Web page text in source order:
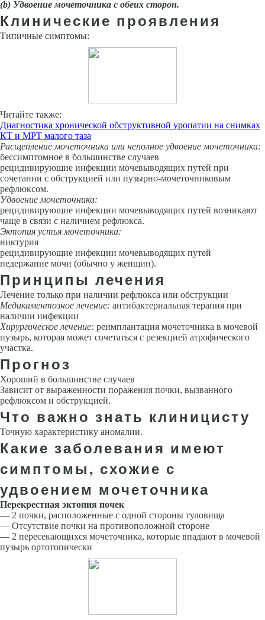
(b) Удвоение мочеточника с обеих сторон.
Клинические проявления
Типичные симптомы:
Читайте также:
Диагностика хронической обструктивной уропатии на снимках
КТ и МРТ малого таза
Расщепление мочеточника или неполное удвоение мочеточника:
бессимптомное в большинстве случаев
рецидивирующие инфекции мочевыводящих путей при
сочетании с обструкцией или пузырно-мочеточниковым
рефлюксом.
Удвоение мочеточника:
рецидивирующие инфекции мочевыводящих путей возникают
чаще в связи с наличием рефлюкса.
Эктопия устья мочеточника:
никтурия
рецидивирующие инфекции мочевыводящих путей
недержание мочи (обычно у женщин).
Принципы лечения
Лечение только при наличии рефлюкса или обструкции
Медикаментозное лечение: антибактериальная терапия при
наличии инфекции
Хирургическое лечение: реимплантация мочеточника в мочевой
пузырь, которая может сочетаться с резекцией атрофического
участка.
Прогноз
Хороший в большинстве случаев
Зависит от выраженности поражения почки, вызванного
рефлюксом и обструкцией.
Что важно знать клиницисту
Точную характеристику аномалии.
Какие заболевания имеют
симптомы, схожие с
удвоением мочеточника
Перекрестная эктопия почек
— 2 почки, расположенные с одной стороны туловища
— Отсутствие почки на противоположной стороне
— 2 пересекающихся мочеточника, которые впадают в мочевой
пузырь ортотопически